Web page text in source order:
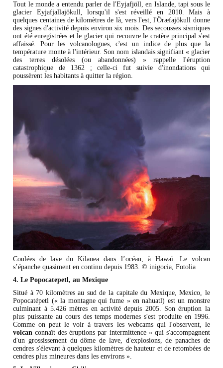
Tout le monde a entendu parler de l'Eyjafjöll, en Islande, tapi sous le
glacier Eyjafjallajökull, lorsqu'il s'est réveillé en 2010. Mais à
quelques centaines de kilomètres de là, vers l'est, l'Öræfajökull donne
des signes d'activité depuis environ six mois. Des secousses sismiques
ont été enregistrées et le glacier qui recouvre le cratère principal s'est
affaissé. Pour les volcanologues, c'est un indice de plus que la
température monte à l'intérieur. Son nom islandais signifiant « glacier
des terres désolées (ou abandonnées) » rappelle l'éruption
catastrophique de 1362 ; celle-ci fut suivie d'inondations qui
poussèrent les habitants à quitter la région.
Coulées de lave du Kilauea dans l’océan, à Hawaï. Le volcan
s’épanche quasiment en continu depuis 1983. © inigocia, Fotolia
4. Le Popocatepetl, au Mexique
Situé à 70 kilomètres au sud de la capitale du Mexique, Mexico, le
Popocatépetl (« la montagne qui fume » en nahuatl) est un monstre
culminant à 5.426 mètres en activité depuis 2005. Son éruption la
plus puissante au cours des temps modernes s'est produite en 1996.
Comme on peut le voir à travers les webcams qui l'observent, le
volcan connaît des éruptions par intermittence « qui s'accompagnent
d'un grossissement du dôme de lave, d'explosions, de panaches de
cendres s'élevant à quelques kilomètres de hauteur et de retombées de
cendres plus mineures dans les environs ».